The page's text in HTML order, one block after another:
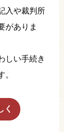
入や裁判所
がありま
しい手続き
。
く